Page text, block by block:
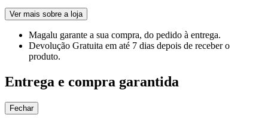
Ver mais sobre a loja
Magalu garante a sua compra, do pedido à entrega.
Devolução Gratuita em até 7 dias depois de receber o
produto.
Entrega e compra garantida
Fechar